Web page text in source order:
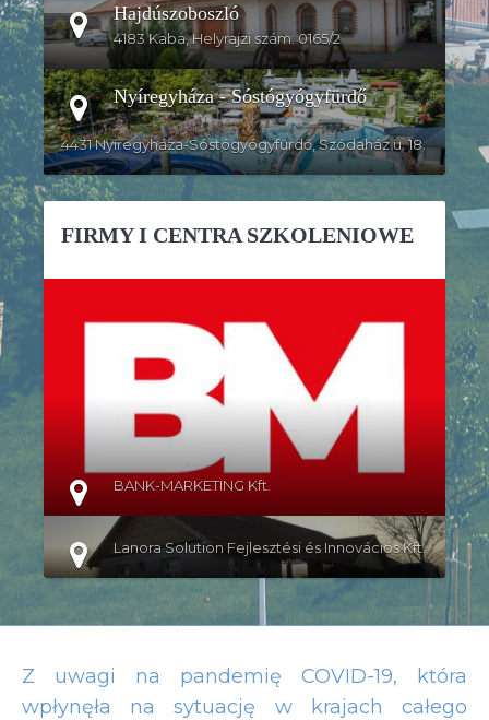
Hajdúszoboszló
4183 Kaba, Helyrajzi szám: 0165/2
Nyíregyháza - Sóstógyógyfürdő
4431 Nyíregyháza-Sóstógyógyfürdő, Szódaház u. 18.
FIRMY I CENTRA SZKOLENIOWE
SZCZEGÓŁY
BANK-MARKETING Kft.
Lanora Solution Fejlesztési és Innovációs Kft.
Z uwagi na pandemię COVID-19, która
wpłynęła na sytuację w krajach całego